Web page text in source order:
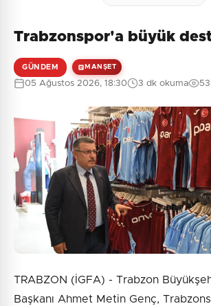
Trabzonspor'a büyük
GÜNDEM MANŞET
05 Ağustos 2026, 18:30 3 dk okuma
TRABZON (İGFA) - Trabzon
Başkanı Ahmet Metin Genç,